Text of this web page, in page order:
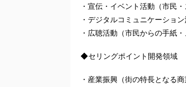
・宣伝・イベント活動（市民
・デジタルコミュニケーショ
・広聴活動（市民からの手紙
◆セリングポイント開発領域
・産業振興（街の特長となる